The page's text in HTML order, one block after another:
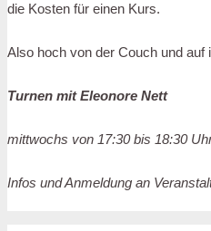
die Kosten für einen Kurs.
Also hoch von der Couch und auf
Turnen mit Eleonore Nett
mittwochs von 17:30 bis 18:30
Infos und Anmeldung an